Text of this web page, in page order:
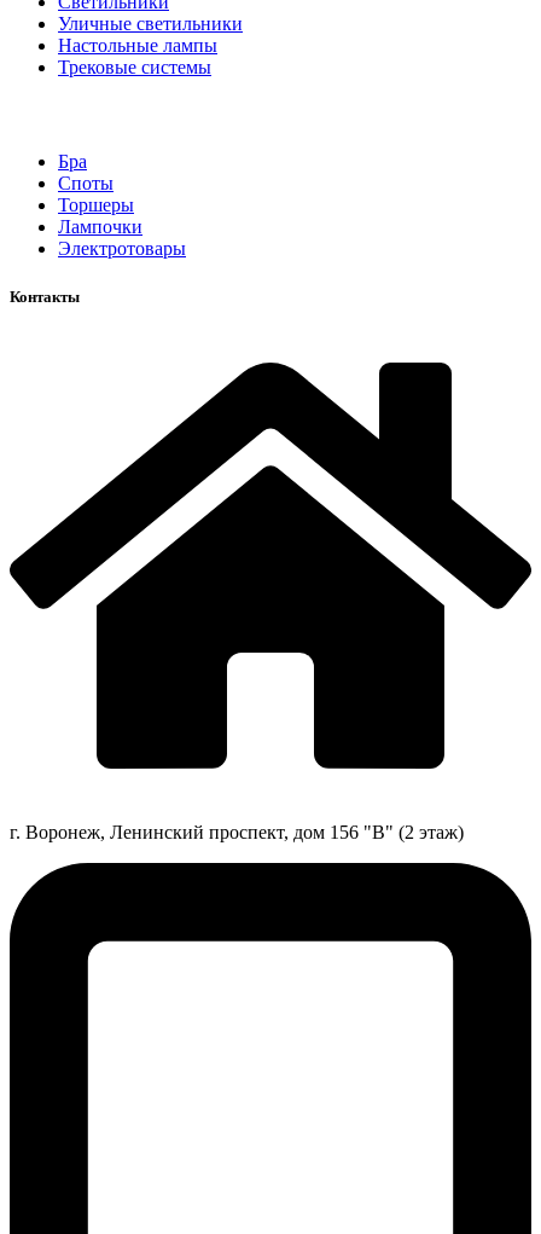
Уличные светильники
Настольные лампы
Трековые системы
Бра
Споты
Торшеры
Лампочки
Электротовары
Контакты
г. Воронеж, Ленинский проспект, дом 156 "В" (2 этаж)